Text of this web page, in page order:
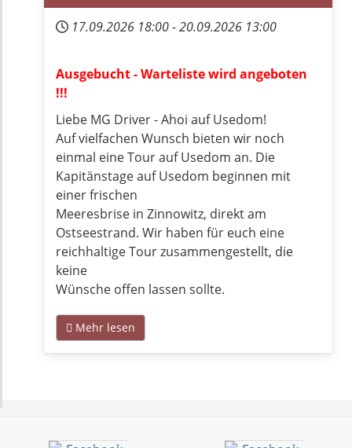
17.09.2026 18:00-20.09.2026 13:00
Ausgebucht - Warteliste wird angeboten
!!!
Liebe MG Driver - Ahoi auf Usedom!
Auf vielfachen Wunsch bieten wir noch
einmal eine Tour auf Usedom an. Die
Kapitänstage auf Usedom beginnen mit
einer frischen
Meeresbrise in Zinnowitz, direkt am
Ostseestrand. Wir haben für euch eine
reichhaltige Tour zusammengestellt, die
keine
Wünsche offen lassen sollte.
Mehr lesen